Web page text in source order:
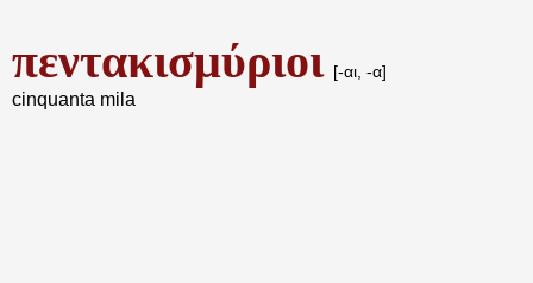
πεντακισμύριοι [-αι, -α]
cinquanta mila